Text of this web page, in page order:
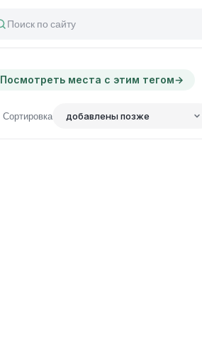
Поиск по сайту
Посмотреть места с этим тегом→
Сортировка